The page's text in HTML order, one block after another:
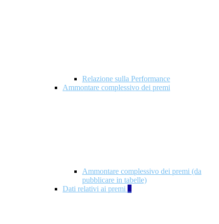
Relazione sulla Performance
Ammontare complessivo dei premi
Ammontare complessivo dei premi (da
pubblicare in tabelle)
Dati relativi ai premi 5